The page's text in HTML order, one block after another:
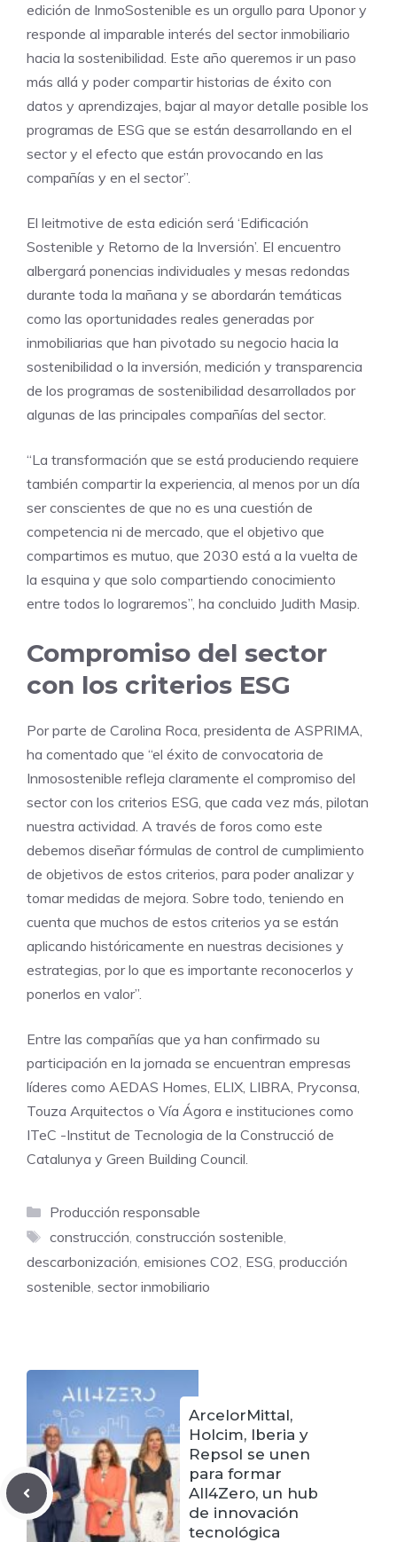
edición de InmoSostenible es un orgullo para Uponor y
responde al imparable interés del sector inmobiliario
hacia la sostenibilidad. Este año queremos ir un paso
más allá y poder compartir historias de éxito con
datos y aprendizajes, bajar al mayor detalle posible los
programas de ESG que se están desarrollando en el
sector y el efecto que están provocando en las
compañías y en el sector”.
El leitmotive de esta edición será ‘Edificación
Sostenible y Retorno de la Inversión’. El encuentro
albergará ponencias individuales y mesas redondas
durante toda la mañana y se abordarán temáticas
como las oportunidades reales generadas por
inmobiliarias que han pivotado su negocio hacia la
sostenibilidad o la inversión, medición y transparencia
de los programas de sostenibilidad desarrollados por
algunas de las principales compañías del sector.
“La transformación que se está produciendo requiere
también compartir la experiencia, al menos por un día
ser conscientes de que no es una cuestión de
competencia ni de mercado, que el objetivo que
compartimos es mutuo, que 2030 está a la vuelta de
la esquina y que solo compartiendo conocimiento
entre todos lo lograremos”, ha concluido Judith Masip.
Compromiso del sector
con los criterios ESG
Por parte de Carolina Roca, presidenta de ASPRIMA,
ha comentado que “el éxito de convocatoria de
Inmosostenible refleja claramente el compromiso del
sector con los criterios ESG, que cada vez más, pilotan
nuestra actividad. A través de foros como este
debemos diseñar fórmulas de control de cumplimiento
de objetivos de estos criterios, para poder analizar y
tomar medidas de mejora. Sobre todo, teniendo en
cuenta que muchos de estos criterios ya se están
aplicando históricamente en nuestras decisiones y
estrategias, por lo que es importante reconocerlos y
ponerlos en valor”.
Entre las compañías que ya han confirmado su
participación en la jornada se encuentran empresas
líderes como AEDAS Homes, ELIX, LIBRA, Pryconsa,
Touza Arquitectos o Vía Ágora e instituciones como
ITeC -Institut de Tecnologia de la Construcció de
Catalunya y Green Building Council.
Categorías
Producción responsable
Etiquetas
construcción, construcción sostenible,
descarbonización, emisiones CO2, ESG, producción
sostenible, sector inmobiliario
ArcelorMittal,
Holcim, Iberia y
Repsol se unen
para formar
All4Zero, un hub
de innovación
tecnológica